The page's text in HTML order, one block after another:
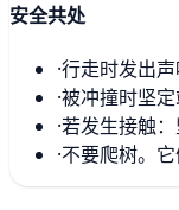
安全共处
·行走时发出
·被冲撞时坚
·若发生接触
·不要爬树。